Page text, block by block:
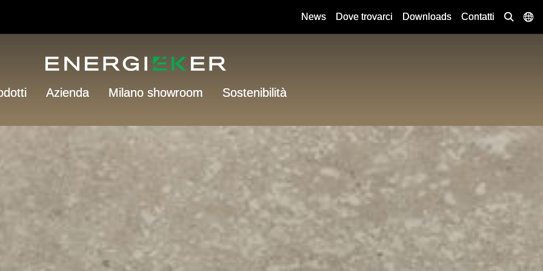
News Dove trovarci Downloads Contatti
Azienda Milano showroom Sostenibilità